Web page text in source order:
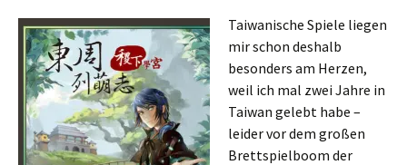
Taiwanische Spiele liegen
mir schon deshalb
besonders am Herzen,
weil ich mal zwei Jahre in
Taiwan gelebt habe –
leider vor dem großen
Brettspielboom der